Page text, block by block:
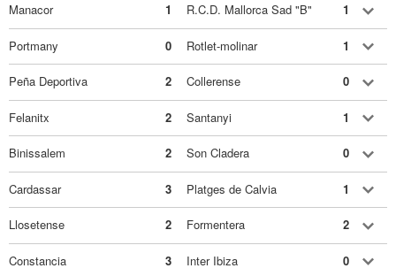
Manacor 1 R.C.D. Mallorca Sad "B" 1
Portmany 0 Rotlet-molinar 1
Peña Deportiva 2 Collerense 0
Felanitx 2 Santanyi 1
Binissalem 2 Son Cladera 0
Cardassar 3 Platges de Calvia 1
Llosetense 2 Formentera 2
Constancia 3 Inter Ibiza 0